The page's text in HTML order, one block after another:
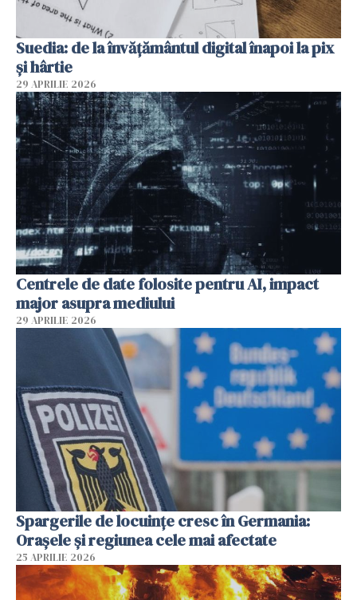
Suedia: de la învățământul digital înapoi la pix
și hârtie
29 APRILIE 2026
Centrele de date folosite pentru AI, impact
major asupra mediului
29 APRILIE 2026
Spargerile de locuințe cresc în Germania:
Orașele și regiunea cele mai afectate
25 APRILIE 2026